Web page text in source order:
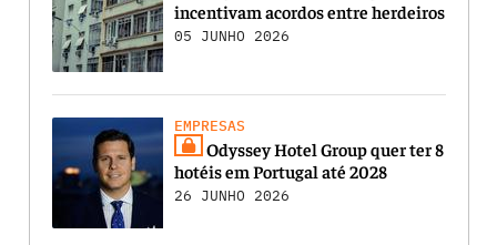
incentivam acordos entre herdeiros
05 JUNHO 2026
EMPRESAS
Odyssey Hotel Group quer ter 8
hotéis em Portugal até 2028
26 JUNHO 2026